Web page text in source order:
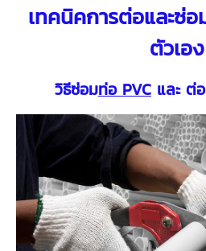
เทคนิคการต่อและซ่
ตัวเอง
วิธีซ่อมท่อ PVC และ ต่